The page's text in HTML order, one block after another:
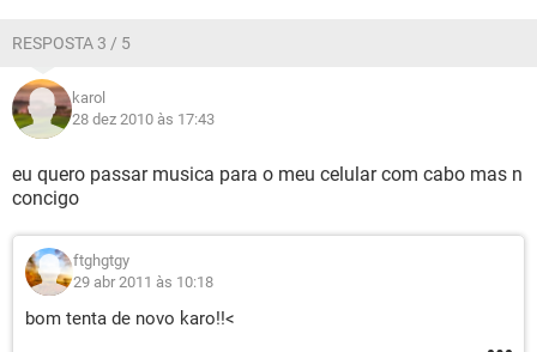
RESPOSTA 3 / 5
karol
28 dez 2010 às 17:43
eu quero passar musica para o meu celular com cabo mas n
concigo
ftghgtgy
29 abr 2011 às 10:18
bom tenta de novo karo!!<